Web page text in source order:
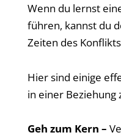
Wenn du lernst
führen, kannst du
Zeiten des
Hier sind einige
in einer Beziehung
Geh zum Kern –